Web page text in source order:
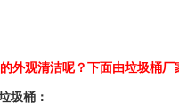
外观清洁呢？下面由垃圾桶厂
圾桶：